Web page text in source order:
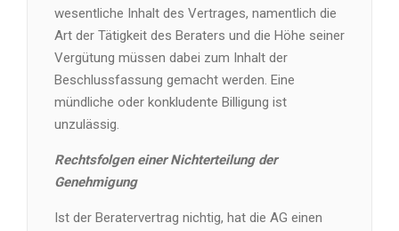
wesentliche Inhalt des Vertrages, namentlich die
Art der Tätigkeit des Beraters und die Höhe seiner
Vergütung müssen dabei zum Inhalt der
Beschlussfassung gemacht werden. Eine
mündliche oder konkludente Billigung ist
unzulässig.
Rechtsfolgen einer Nichterteilung der
Genehmigung
Ist der Beratervertrag nichtig, hat die AG einen